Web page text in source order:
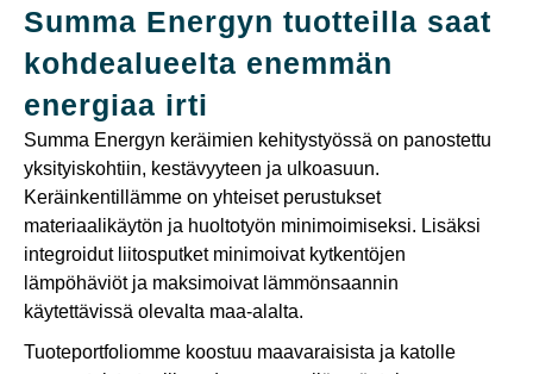
Summa Energyn tuotteilla saat
kohdealueelta enemmän
energiaa irti
Summa Energyn keräimien kehitystyössä on panostettu
yksityiskohtiin, kestävyyteen ja ulkoasuun.
Keräinkentillämme on yhteiset perustukset
materiaalikäytön ja huoltotyön minimoimiseksi. Lisäksi
integroidut liitosputket minimoivat kytkentöjen
lämpöhäviöt ja maksimoivat lämmönsaannin
käytettävissä olevalta maa-alalta.
Tuoteportfoliomme koostuu maavaraisista ja katolle